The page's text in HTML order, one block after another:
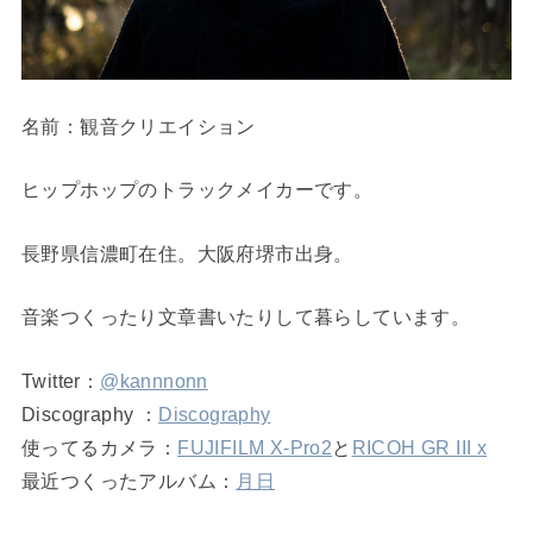
名前：観音クリエイション
ヒップホップのトラックメイカーです。
長野県信濃町在住。大阪府堺市出身。
音楽つくったり文章書いたりして暮らしています。
Twitter： @kannnonn
Discography ： Discography
使ってるカメラ： FUJIFILM X-Pro2と RICOH GR III x
最近つくったアルバム： 月日